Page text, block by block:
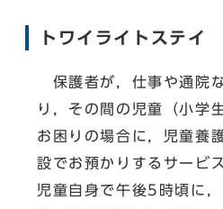
トワイライトステイ
保護者が，仕事や通院
り，その間の児童（小学
お困りの場合に，児童養
設でお預かりするサービ
児童自身で午後5時頃に